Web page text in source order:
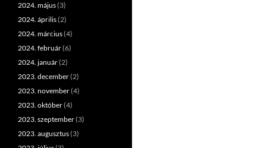
2024. május(3)
2024. április(2)
2024. március(4)
2024. február(6)
2024. január(2)
2023. december(2)
2023. november(4)
2023. október(4)
2023. szeptember(3)
2023. augusztus(3)